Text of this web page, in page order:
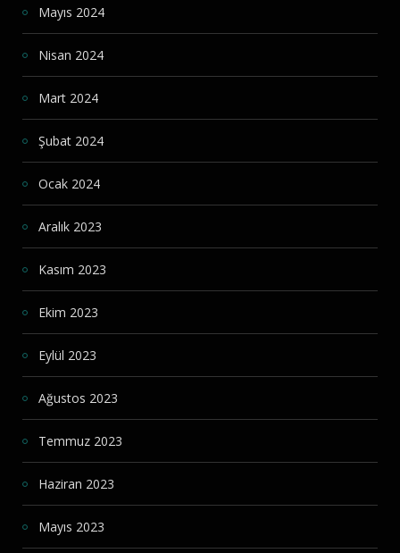
Mayıs 2024
Nisan 2024
Mart 2024
Şubat 2024
Ocak 2024
Aralık 2023
Kasım 2023
Ekim 2023
Eylül 2023
Ağustos 2023
Temmuz 2023
Haziran 2023
Mayıs 2023